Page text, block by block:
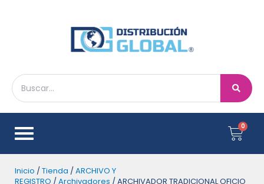
Inicio /Tienda /ARCHIVO Y
REGISTRO /Archivadores / ARCHIVADOR TRADICIONAL OFICIO